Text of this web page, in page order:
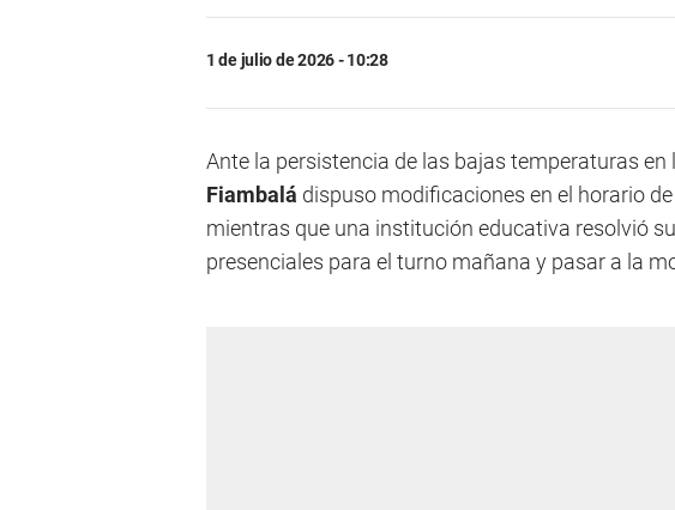
1 de julio de 2026 - 10:28
Ante la persistencia de las bajas temperaturas en
Fiambalá dispuso modificaciones en el horario
mientras que una institución educativa resolvió
presenciales para el turno mañana y pasar a la